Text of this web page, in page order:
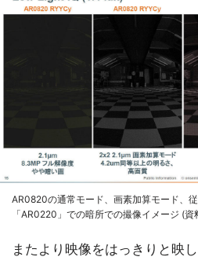
AR0820の通常モード、画素加算モード、
「AR0220」での暗所での撮像イメージ (
またより映像をはっきりと映